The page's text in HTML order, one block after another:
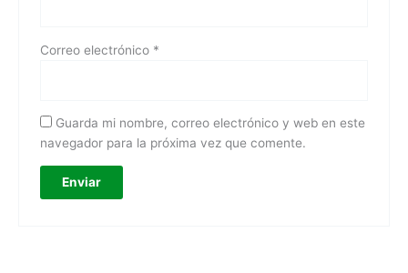
Correo electrónico *
Guarda mi nombre, correo electrónico y web en este
navegador para la próxima vez que comente.